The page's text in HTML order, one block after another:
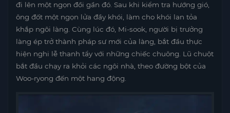
đi lên một ngọn đồi gần đó. Sau khi kiểm tra hướng gió,
ông đốt một ngọn lửa đầy khói, làm cho khói lan tỏa
khắp ngôi làng. Cùng lúc đó, Mi-sook, người bị trưởng
làng ép trở thành pháp sư mới của làng, bắt đầu thực
hiện nghi lễ thanh tẩy với những chiếc chuông. Lũ chuột
bắt đầu chạy ra khỏi các ngôi nhà, theo đường bột của
Woo-ryong đến một hang động.